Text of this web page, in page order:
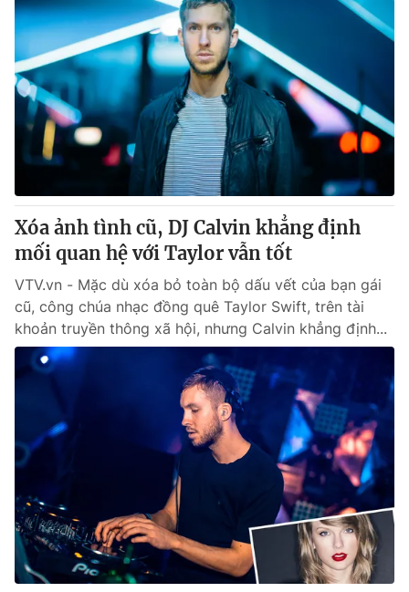
Khán giả
Giải sao mai
Sao
Du lịch
Làm đẹp
Chất lượng cuộc sống
Giáo dục
Tuyển sinh
Học trực tuyến
Công nghệ
Hitech Công nghệ tương lai
Sản phẩm
Thị trường
Tư vấn
Giao lưu trực tuyến
Chuyên mục khác
Emagazine Podcast
Photo Infographic
Shorts video
VTV Money VTV Thể thao
VTV Sức khoẻ Bất động sản
Thị trường 24h Tấm lòng Việt
Xóa ảnh tình cũ, DJ Calvin khẳng định
mối quan hệ với Taylor vẫn tốt
VTV.vn - Mặc dù xóa bỏ toàn bộ dấu vết của bạn gái
cũ, công chúa nhạc đồng quê Taylor Swift, trên tài
khoản truyền thông xã hội, nhưng Calvin khẳng định...